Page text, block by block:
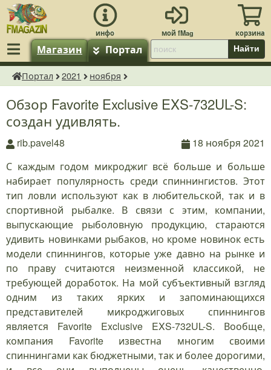
Магазин Портал Найти
fMagazin.ru
Портал 2021 ноября
Обзор Favorite Exclusive EXS-732UL-S:
создан удивлять.
rib.pavel48
18 ноября 2021
С каждым годом микроджиг всё больше и больше
набирает популярность среди спиннингистов. Этот
тип ловли используют как в любительской, так и в
спортивной рыбалке. В связи с этим, компании,
выпускающие рыболовную продукцию, стараются
удивить новинками рыбаков, но кроме новинок есть
модели спиннингов, которые уже давно на рынке и
по праву считаются неизменной классикой, не
требующей доработок. На мой субъективный взгляд
одним из таких ярких и запоминающихся
представителей микроджиговых спиннингов
является Favorite Exclusive EXS-732UL-S. Вообще,
компания Favorite известна многим своими
спиннингами как бюджетными, так и более дорогими,